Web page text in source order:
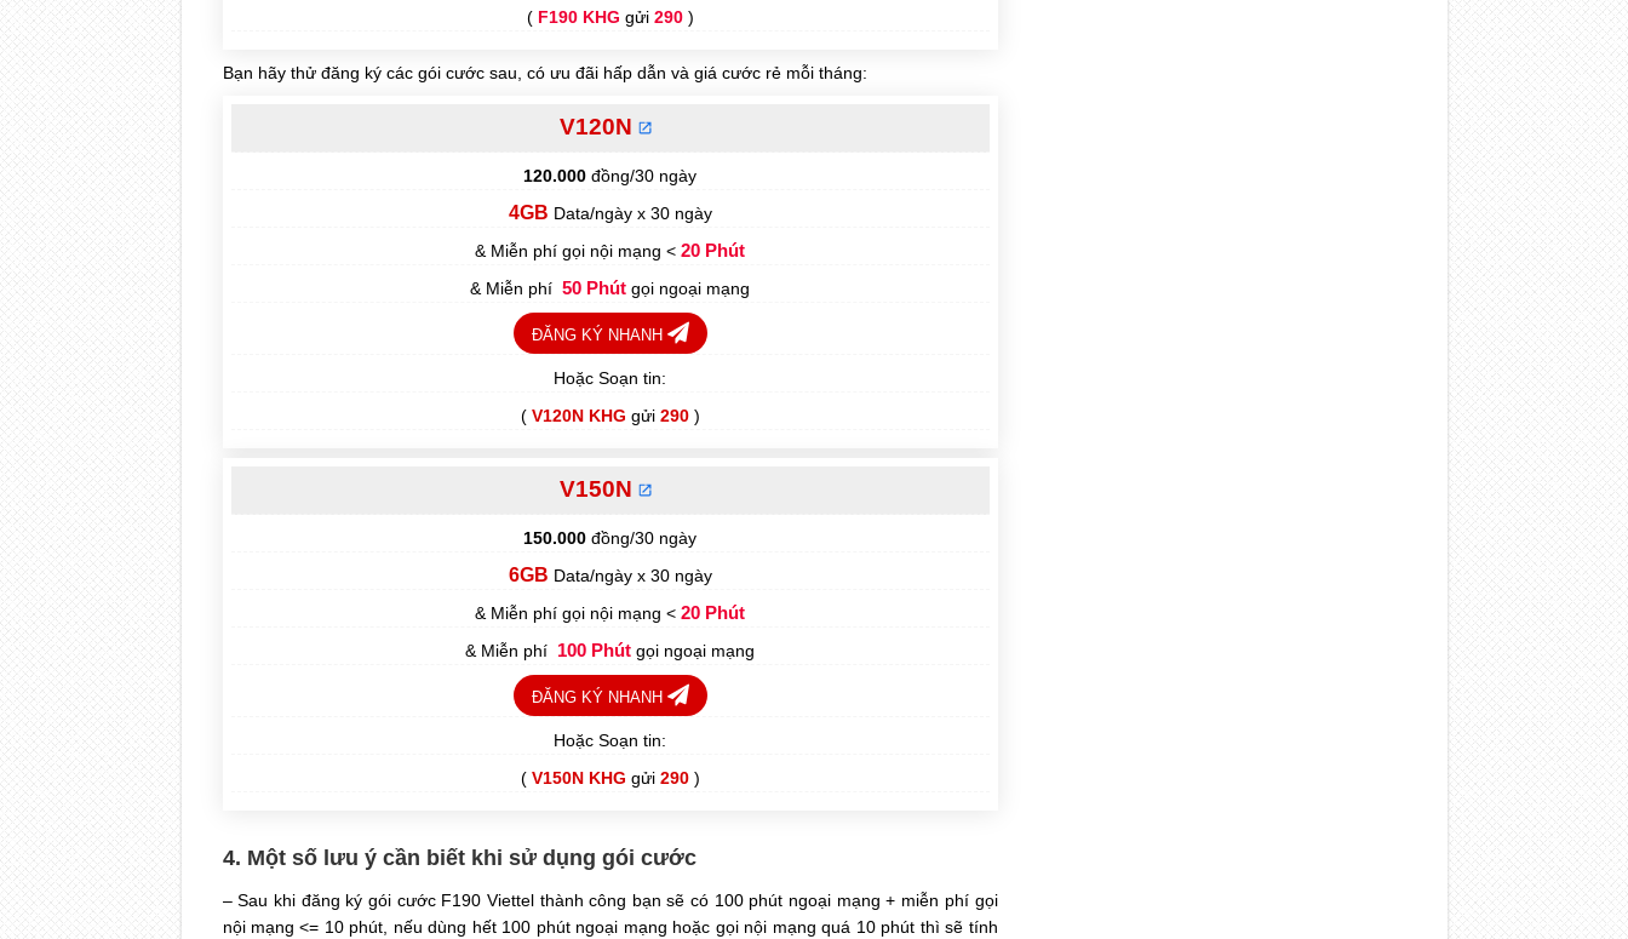
( F190 KHG gửi 290 )
Bạn hãy thử đăng ký các gói cước sau, có ưu đãi hấp dẫn và giá cước rẻ mỗi tháng:
V120N
120.000 đồng/30 ngày
4GB Data/ngày x 30 ngày
& Miễn phí gọi nội mạng < 20 Phút
& Miễn phí 50 Phút gọi ngoại mạng
ĐĂNG KÝ NHANH
Hoặc Soạn tin:
( V120N KHG gửi 290 )
V150N
150.000 đồng/30 ngày
6GB Data/ngày x 30 ngày
& Miễn phí gọi nội mạng < 20 Phút
& Miễn phí 100 Phút gọi ngoại mạng
ĐĂNG KÝ NHANH
Hoặc Soạn tin:
( V150N KHG gửi 290 )
4. Một số lưu ý cần biết khi sử dụng gói cước
– Sau khi đăng ký gói cước F190 Viettel thành công bạn sẽ có 100 phút ngoại mạng + miễn phí gọi
nội mạng <= 10 phút, nếu dùng hết 100 phút ngoại mạng hoặc gọi nội mạng quá 10 phút thì sẽ tính